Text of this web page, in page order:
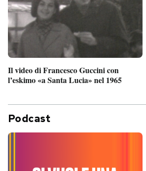
Il video di Francesco Guccini con
l’eskimo «a Santa Lucia» nel 1965
Podcast